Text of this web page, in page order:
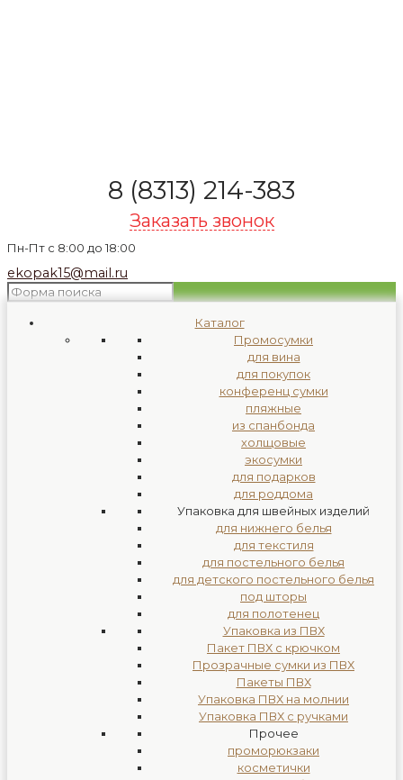
8 (8313) 214-383
Заказать звонок
Пн-Пт с 8:00 до 18:00
ekopak15@mail.ru
Каталог
Промосумки
для вина
для покупок
конференц сумки
пляжные
из спанбонда
холщовые
экосумки
для подарков
для роддома
Упаковка для швейных изделий
для нижнего белья
для текстиля
для постельного белья
для детского постельного белья
под шторы
для полотенец
Упаковка из ПВХ
Пакет ПВХ с крючком
Прозрачные сумки из ПВХ
Пакеты ПВХ
Упаковка ПВХ на молнии
Упаковка ПВХ с ручками
Прочее
проморюкзаки
косметички